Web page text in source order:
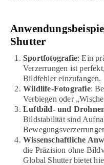
Shutter
Sportfotografie: Ein
Verzerrungen ist
Bildfehler einzufangen.
Wildlife-Fotografie:
Verbiegen oder
Luftbild- und
Bildstabilität sind
Wissenschaftliche
die Präzision ohne
Global Shutter bietet